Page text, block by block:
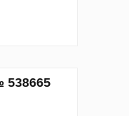
538665